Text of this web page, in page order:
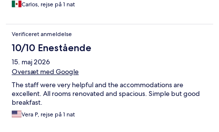
Carlos, rejse på 1 nat
Verificeret anmeldelse
10/10 Enestående
15. maj 2026
Oversæt med Google
The staff were very helpful and the accommodations are
excellent. All rooms renovated and spacious. Simple but good
breakfast.
Vera P, rejse på 1 nat